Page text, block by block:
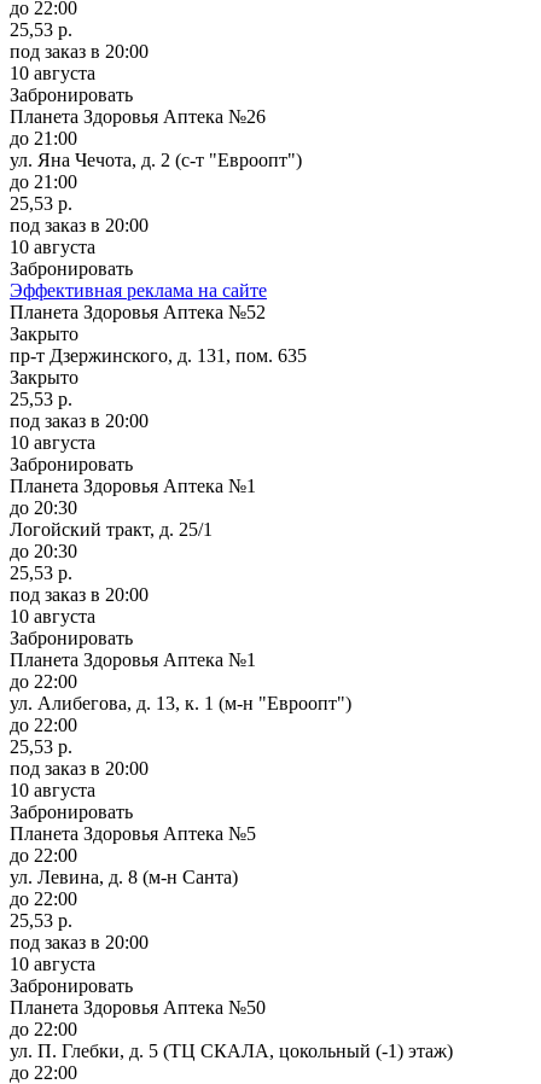
до 22:00
25,53 р.
под заказ в 20:00
10 августа
Забронировать
Планета Здоровья Аптека №26
до 21:00
ул. Яна Чечота, д. 2 (с-т "Евроопт")
до 21:00
25,53 р.
под заказ в 20:00
10 августа
Забронировать
Эффективная реклама на сайте
Планета Здоровья Аптека №52
Закрыто
пр-т Дзержинского, д. 131, пом. 635
Закрыто
25,53 р.
под заказ в 20:00
10 августа
Забронировать
Планета Здоровья Аптека №1
до 20:30
Логойский тракт, д. 25/1
до 20:30
25,53 р.
под заказ в 20:00
10 августа
Забронировать
Планета Здоровья Аптека №1
до 22:00
ул. Алибегова, д. 13, к. 1 (м-н "Евроопт")
до 22:00
25,53 р.
под заказ в 20:00
10 августа
Забронировать
Планета Здоровья Аптека №5
до 22:00
ул. Левина, д. 8 (м-н Санта)
до 22:00
25,53 р.
под заказ в 20:00
10 августа
Забронировать
Планета Здоровья Аптека №50
до 22:00
ул. П. Глебки, д. 5 (ТЦ СКАЛА, цокольный (-1) этаж)
до 22:00